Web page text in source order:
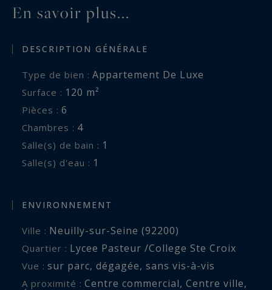
En savoir plus...
DESCRIPTION GÉNÉRALE
Type de bien : Appartement De Luxe
Surface : 120 m²
Pièces : 6
Chambres : 4
Salle(s) de bain : 1
Salle(s) d'eau : 1
ENVIRONNEMENT
Ville : Neuilly-sur-Seine (92200)
Quartier : Lycee Pasteur /College Ste Croix
Vue : sur parc, dégagée, sans vis-à-vis
A proximité : Centre commercial, Centre ville,